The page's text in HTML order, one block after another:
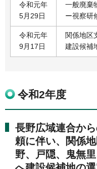
令和元年
5月29日
一般廃棄
ー視察研
令和元年
9月17日
関係地区
建設候補
令和2年度
長野広域連合か
頼に伴い、関係
野、戸隠、鬼無